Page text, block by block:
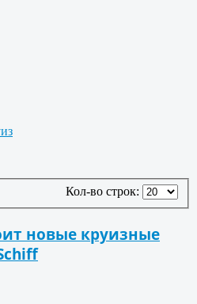
Кол-во строк:
новые круизные